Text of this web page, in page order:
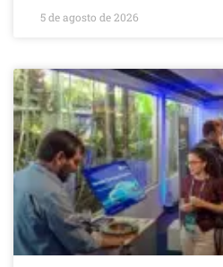
5 de agosto de 2026